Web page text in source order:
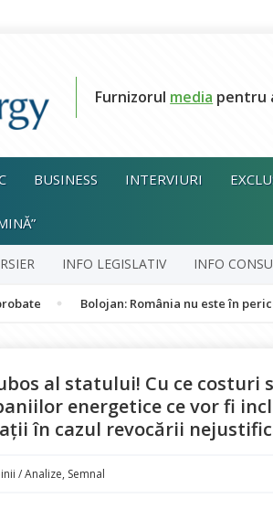
Furnizorul media pentru
BUSINESS INTERVIURI
INFO LEGISLATIV INFO
Bolojan: România nu este în pericol de
al statului! Cu ce
energetice ce vor fi
în cazul revocării
/ Analize, Semnal